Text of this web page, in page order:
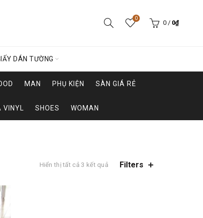
0
0 / 0₫
DÁN TƯỜNG
MAN PHỤ KIỆN SÀN GIÁ RẺ
VINYL SHOES WOMAN
Hiển thị tất cả 3 kết quả Filters